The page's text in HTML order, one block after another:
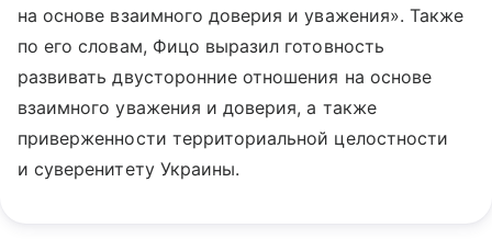
на основе взаимного доверия и уважения». Также
по его словам, Фицо выразил готовность
развивать двусторонние отношения на основе
взаимного уважения и доверия, а также
приверженности территориальной целостности
и суверенитету Украины.